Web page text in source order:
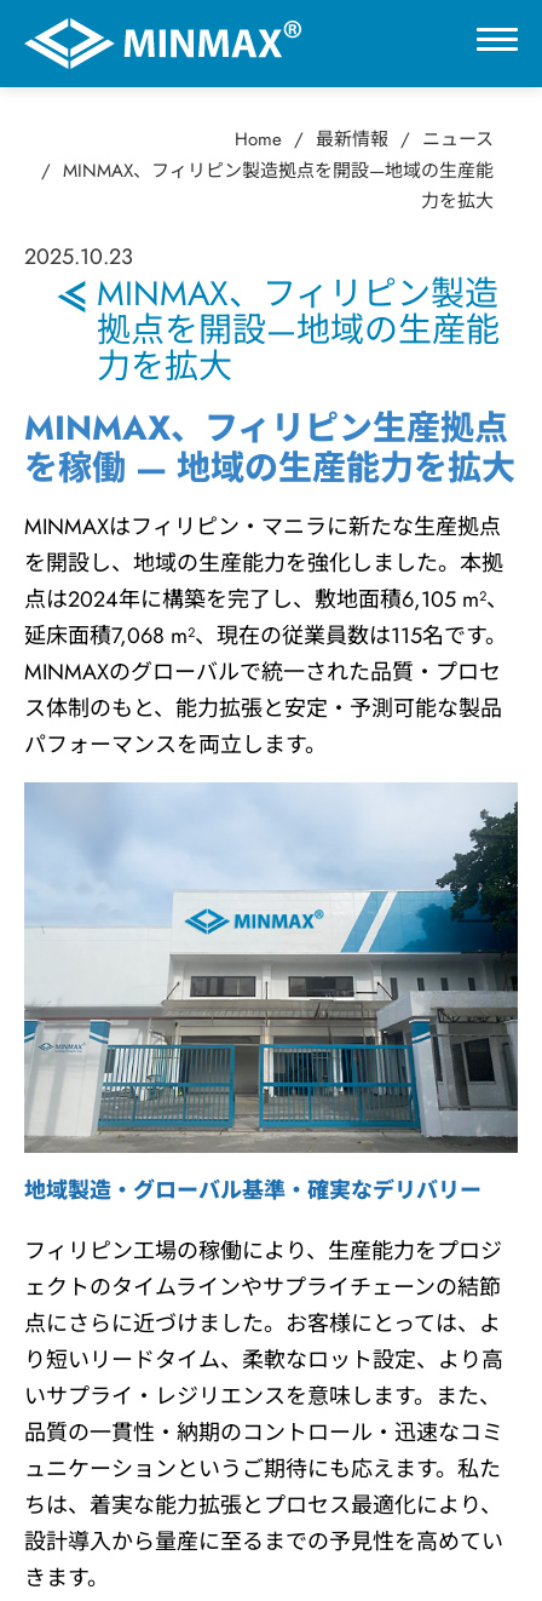
Home 最新情報
ニュース
MINMAX、フィリピン製造拠点を開設—地域の生産能
力を拡大
2025.10.23
MINMAX、フィリピン製造
拠点を開設—地域の生産能
力を拡大
MINMAX、フィリピン生産拠点
を稼働 — 地域の生産能力を拡大
MINMAXはフィリピン・マニラに新たな生産拠点
を開設し、地域の生産能力を強化しました。本拠
点は2024年に構築を完了し、敷地面積6,105 m²、
延床面積7,068 m²、現在の従業員数は115名です。
MINMAXのグローバルで統一された品質・プロセ
ス体制のもと、能力拡張と安定・予測可能な製品
パフォーマンスを両立します。
地域製造・グローバル基準・確実なデリバリー
フィリピン工場の稼働により、生産能力をプロジ
ェクトのタイムラインやサプライチェーンの結節
点にさらに近づけました。お客様にとっては、よ
り短いリードタイム、柔軟なロット設定、より高
いサプライ・レジリエンスを意味します。また、
品質の一貫性・納期のコントロール・迅速なコミ
ュニケーションというご期待にも応えます。私た
ちは、着実な能力拡張とプロセス最適化により、
設計導入から量産に至るまでの予見性を高めてい
きます。
0
製品情報
用途分野
サポート
会社情報
最新情報
最新製品
お問い合わせ